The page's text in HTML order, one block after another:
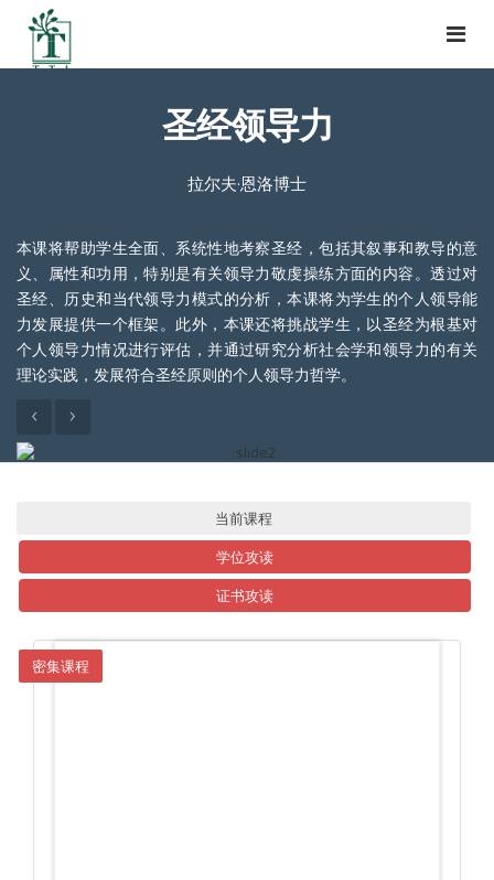
圣经领导力
拉尔夫·恩洛博士
本课将帮助学生全面、系统性地考察圣经，包括其叙事和教导的意
义、属性和功用，特别是有关领导力敬虔操练方面的内容。透过对
圣经、历史和当代领导力模式的分析，本课将为学生的个人领导能
力发展提供一个框架。此外，本课还将挑战学生，以圣经为根基对
个人领导力情况进行评估，并通过研究分析社会学和领导力的有关
理论实践，发展符合圣经原则的个人领导力哲学。
‹ ›
当前课程
学位攻读
证书攻读
密集课程